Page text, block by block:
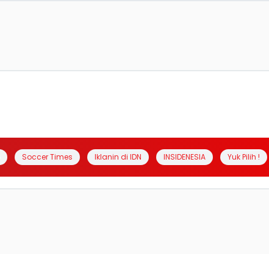
Soccer Times Iklanin di IDN INSIDENESIA Yuk Pilih !